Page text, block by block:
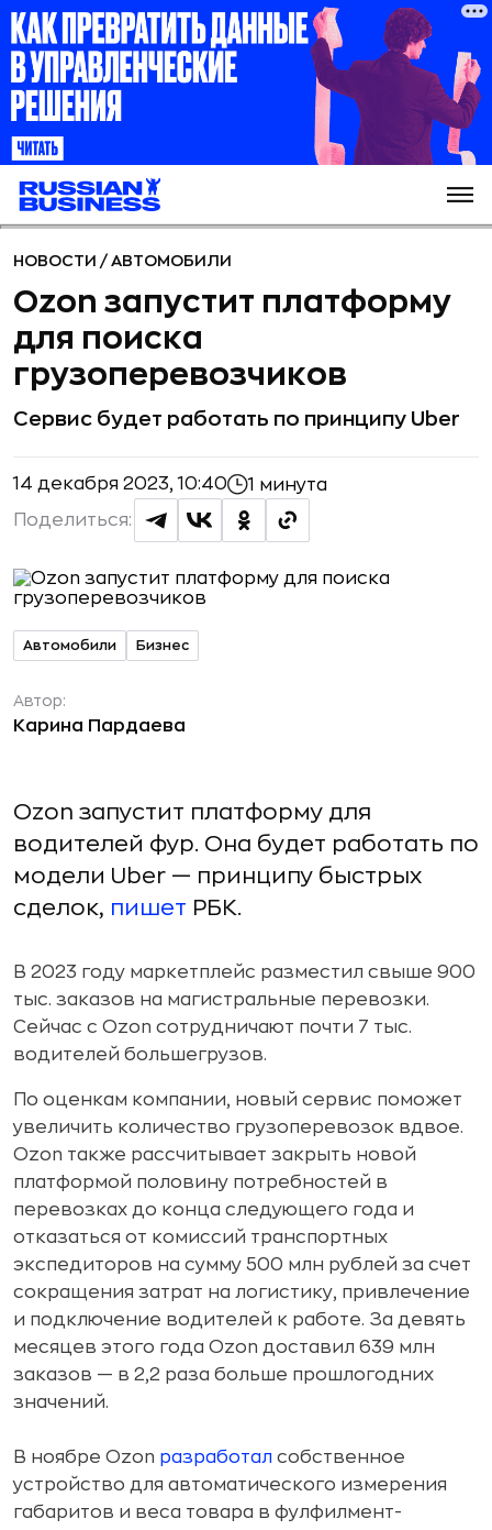
НОВОСТИ / АВТОМОБИЛИ
Ozon запустит платформу
для поиска
грузоперевозчиков
Сервис будет работать по принципу Uber
14 декабря 2023, 10:40 1 минута
Поделиться:
Автомобили Бизнес
Автор:
Карина Пардаева
Ozon запустит платформу для
водителей фур. Она будет работать по
модели Uber — принципу быстрых
сделок, пишет РБК.
В 2023 году маркетплейс разместил свыше 900
тыс. заказов на магистральные перевозки.
Сейчас с Ozon сотрудничают почти 7 тыс.
водителей большегрузов.
По оценкам компании, новый сервис поможет
увеличить количество грузоперевозок вдвое.
Ozon также рассчитывает закрыть новой
платформой половину потребностей в
перевозках до конца следующего года и
отказаться от комиссий транспортных
экспедиторов на сумму 500 млн рублей за счет
сокращения затрат на логистику, привлечение
и подключение водителей к работе. За девять
месяцев этого года Ozon доставил 639 млн
заказов — в 2,2 раза больше прошлогодних
значений.
В ноябре Ozon разработал собственное
устройство для автоматического измерения
габаритов и веса товара в фулфилмент-